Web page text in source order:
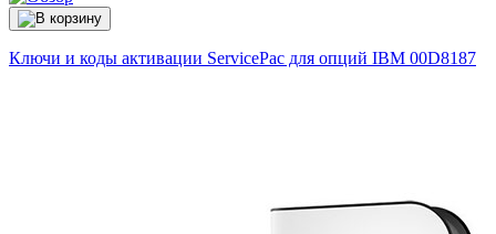
Ключи и коды активации ServicePac для опций IBM 00D8187